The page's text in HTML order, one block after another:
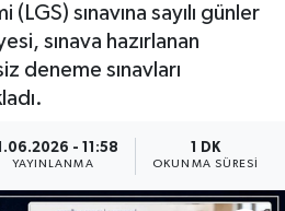
sınavına sayılı günler
sınava hazırlanan
deneme sınavları
- 11:58
YAYINLANMA
1 DK
OKUNMA SÜRESI